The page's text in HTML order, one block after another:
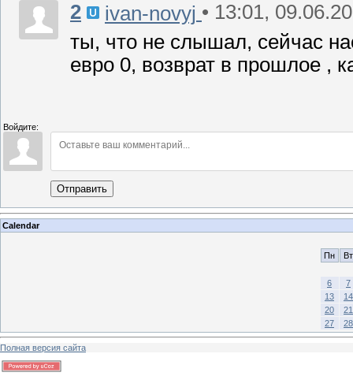
2 ivan-novyj • 13:01,
ты, что не слышал, сейчас
евро 0, возврат в прошлое ,
Войдите:
Отправить
Calendar
Пн Вт
6
7
13
14
20
21
27
28
Полная версия сайта